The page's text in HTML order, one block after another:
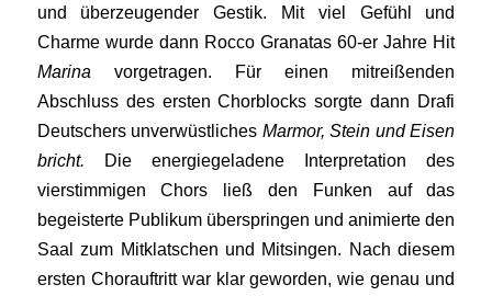
und überzeugender Gestik. Mit viel Gefühl und
Charme wurde dann Rocco Granatas 60-er Jahre Hit
Marina vorgetragen. Für einen mitreißenden
Abschluss des ersten Chorblocks sorgte dann Drafi
Deutschers unverwüstliches Marmor, Stein und Eisen
bricht. Die energiegeladene Interpretation des
vierstimmigen Chors ließ den Funken auf das
begeisterte Publikum überspringen und animierte den
Saal zum Mitklatschen und Mitsingen. Nach diesem
ersten Chorauftritt war klar geworden, wie genau und